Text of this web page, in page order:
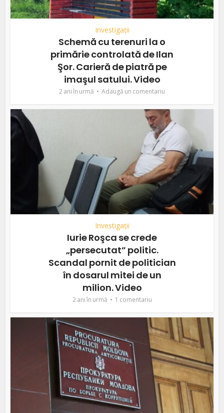
Investigații
Schemă cu terenuri la o
primărie controlată de Ilan
Şor. Carieră de piatră pe
imaşul satului. Video
2 ani în urmă Adaugă un comentariu
Investigații
Iurie Roşca se crede
„persecutat” politic.
Scandal pornit de politician
în dosarul mitei de un
milion. Video
2 ani în urmă 1 comentariu